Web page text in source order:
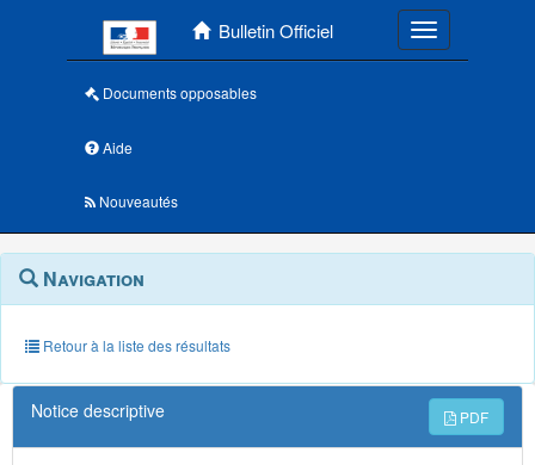
Bulletin Officiel Toggle
Documents opposables
Aide
Nouveautés
Navigation
outils
annexes
Menu
contextuel
Navigation
Retour à la liste des résultats
Notice descriptive PDF